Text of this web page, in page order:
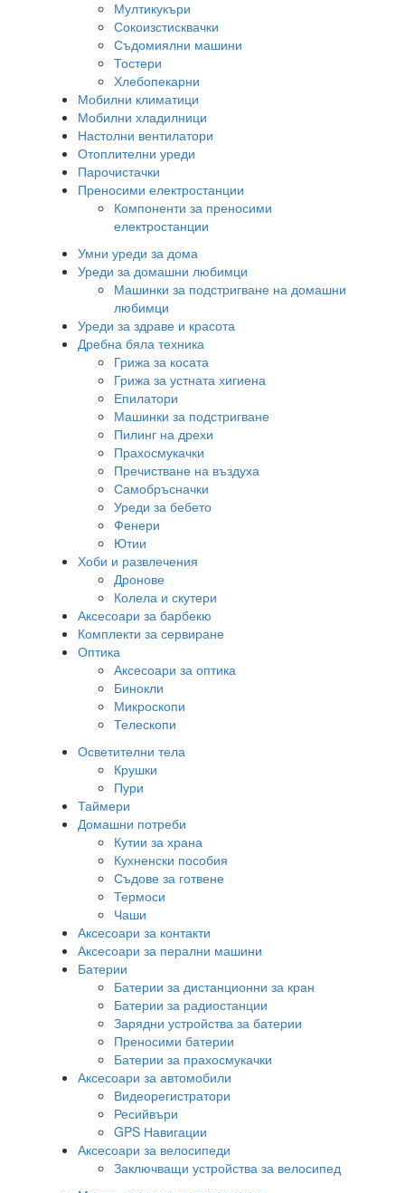
Мултикукъри
Сокоизстисквачки
Съдомиялни машини
Тостери
Хлебопекарни
Мобилни климатици
Мобилни хладилници
Настолни вентилатори
Отоплителни уреди
Парочистачки
Преносими електростанции
Компоненти за преносими
електростанции
Умни уреди за дома
Уреди за домашни любимци
Машинки за подстригване на домашни
любимци
Уреди за здраве и красота
Дребна бяла техника
Грижа за косата
Грижа за устната хигиена
Епилатори
Машинки за подстригване
Пилинг на дрехи
Прахосмукачки
Пречистване на въздуха
Самобръсначки
Уреди за бебето
Фенери
Ютии
Хоби и развлечения
Дронове
Колела и скутери
Аксесоари за барбекю
Комплекти за сервиране
Оптика
Аксесоари за оптика
Бинокли
Микроскопи
Телескопи
Осветителни тела
Крушки
Пури
Таймери
Домашни потреби
Кутии за храна
Кухненски пособия
Съдове за готвене
Термоси
Чаши
Аксесоари за контакти
Аксесоари за перални машини
Батерии
Батерии за дистанционни за кран
Батерии за радиостанции
Зарядни устройства за батерии
Преносими батерии
Батерии за прахосмукачки
Аксесоари за автомобили
Видеорегистратори
Ресийвъри
GPS Навигации
Аксесоари за велосипеди
Заключващи устройства за велосипед